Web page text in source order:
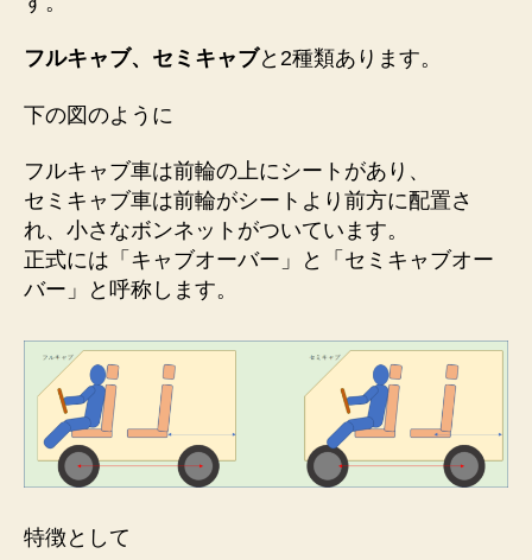
フルキャブ、セミキャブと2種類あります。
下の図のように
フルキャブ車は前輪の上にシート があり、
セミキャブ車は前輪がシートより前方に配置さ
れ、小さなボンネットがついています。
正式には「キャブオーバー」と「セミキャブオー
バー」と呼称します。
特徴として